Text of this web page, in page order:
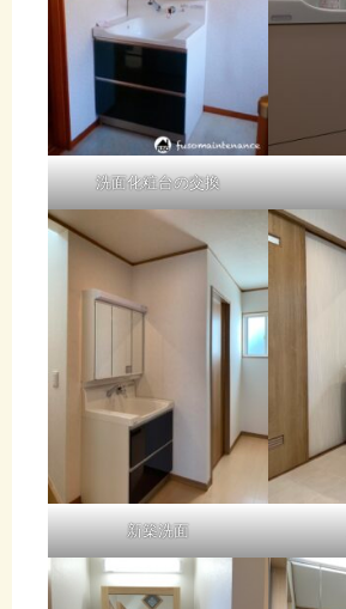
洗面化粧台の交換
新築洗面